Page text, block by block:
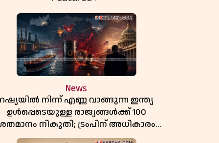
News
റഷ്യയിൽ നിന്ന് എണ്ണ വാങ്ങുന്ന ഇന്ത്യ
ഉൾപ്പെടെയുള്ള രാജ്യങ്ങൾക്ക് 100
നികുതി; ട്രംപിന് അധികാരം
യുഎസ് സെനറ്റ് ബിൽ പാസാക്കി